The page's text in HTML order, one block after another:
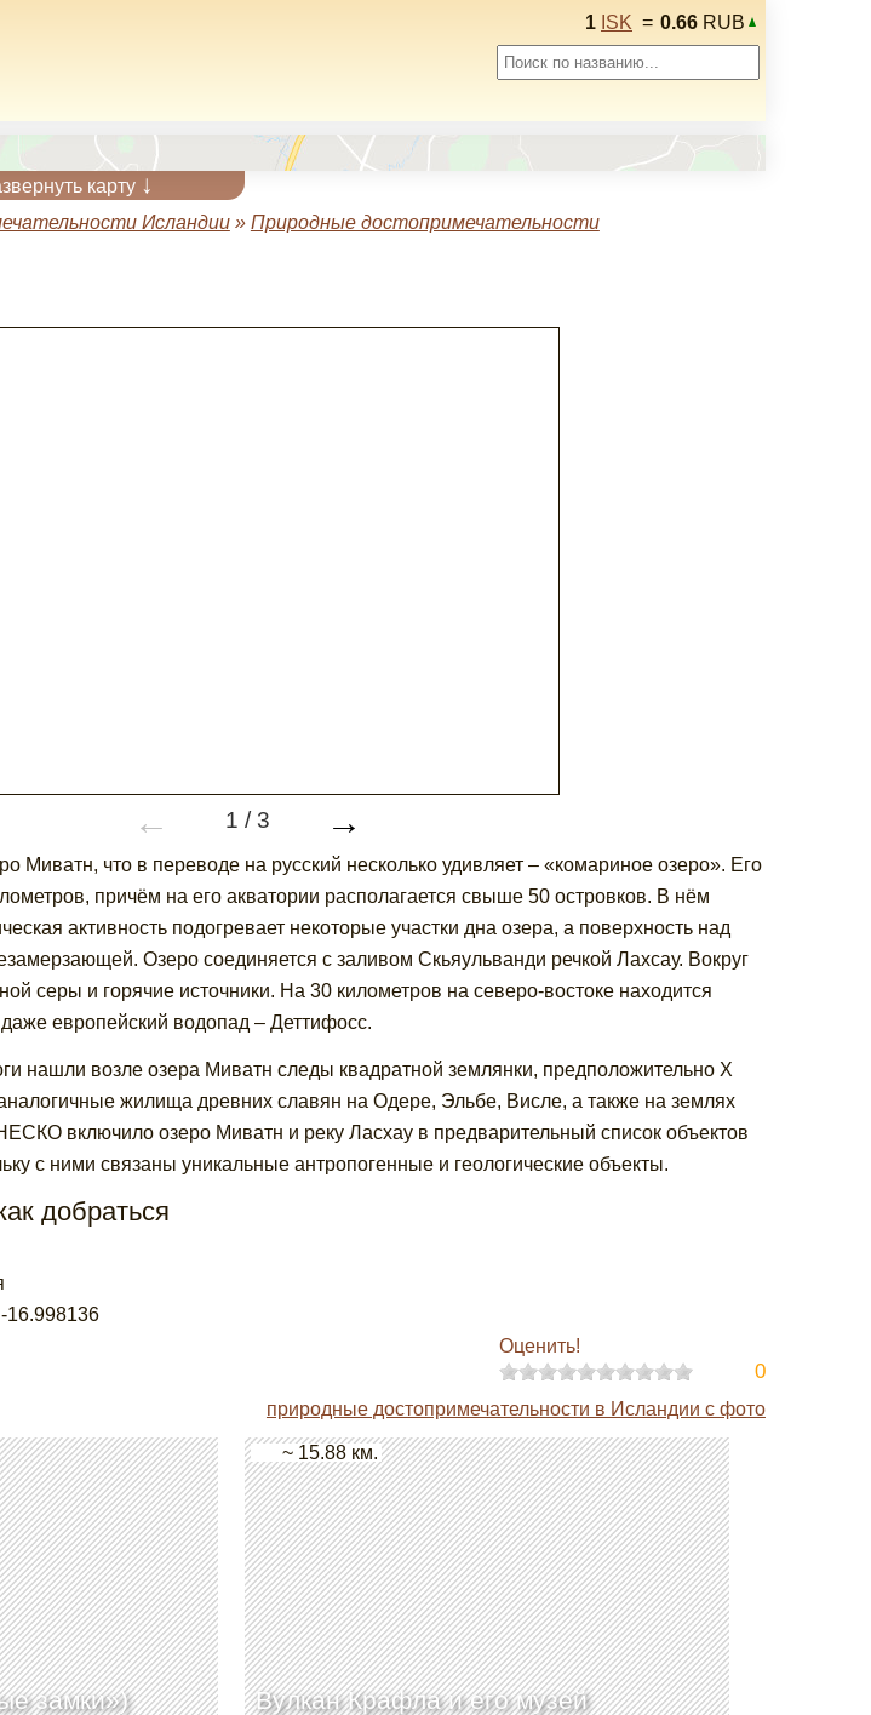
1 ISK = 0.66 RUB
карту ↓
Исландии» Природные достопримечательности
← 1 /3 →
Миватн, что в переводе на русский несколько удивляет – «комариное озеро». Его
причём на его акватории располагается свыше 50 островков. В нём
активность подогревает некоторые участки дна озера, а поверхность над
Озеро соединяется с заливом Скьяульванди речкой Лахсау. Вокруг
серы и горячие источники. На 30 километров на северо-востоке находится
европейский водопад – Деттифосс.
нашли возле озера Миватн следы квадратной землянки, предположительно X
жилища древних славян на Одере, Эльбе, Висле, а также на землях
включило озеро Миватн и реку Ласхау в предварительный список объектов
с ними связаны уникальные антропогенные и геологические объекты.
добраться
-16.998136
Оценить!
0
природные достопримечательности в Исландии с фото
замки») Вулкан Крафла и его музей
~ 15.88 км.